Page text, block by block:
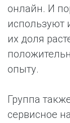
онлайн. И
используют
их доля
опыту.
Группа
сервисное